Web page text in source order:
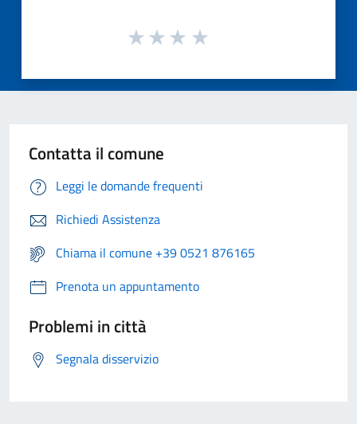
Contatta il comune
Leggi le domande frequenti
Richiedi Assistenza
Chiama il comune +39 0521 876165
Prenota un appuntamento
Problemi in città
Segnala disservizio